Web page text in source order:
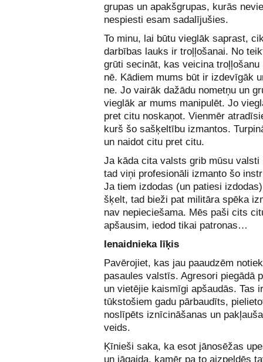
grupas un apakšgrupas, kurās
nespiesti esam sadalījušies.
To minu, lai būtu vieglāk saprast,
darbības lauks ir troļļošanai. No
grūti secināt, kas veicina troļļošanu
nē. Kādiem mums būt ir izdevīgāk
ne. Jo vairāk dažādu nometņu un
vieglāk ar mums manipulēt. Jo
pret citu noskaņot. Vienmēr
kurš šo sašķeltību izmantos.
un naidot citu pret citu.
Ja kāda cita valsts grib mūsu valsti
tad viņi profesionāli izmanto šo
Ja tiem izdodas (un patiesi
šķelt, tad bieži pat militāra spēka
nav nepieciešama. Mēs paši cits
apšausim, iedod tikai patronas…
Ienaidnieka līķis
Pavērojiet, kas jau paaudzēm
pasaules valstīs. Agresori piegādā
un vietējie kaismīgi apšaudās. Tas ir
tūkstošiem gadu pārbaudīts,
noslīpēts iznīcināšanas un
veids.
Ķīnieši saka, ka esot jānosēžas
un jāgaida, kamēr pa to aizpeldēs